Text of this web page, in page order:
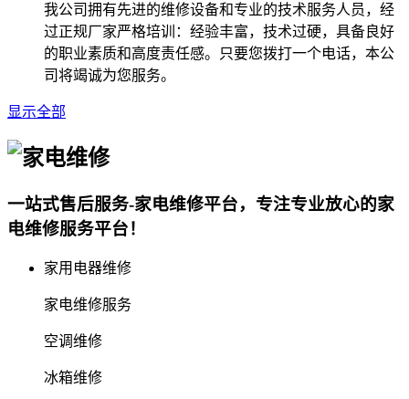
我公司拥有先进的维修设备和专业的技术服务人员，经
过正规厂家严格培训：经验丰富，技术过硬，具备良好
的职业素质和高度责任感。只要您拨打一个电话，本公
司将竭诚为您服务。
显示全部
一站式售后服务-家电维修平台，专注专业放心的家
电维修服务平台！
家用电器维修
家电维修服务
空调维修
冰箱维修